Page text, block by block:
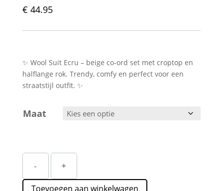
€ 44.95
✨ Wool Suit Ecru – beige co-ord set met croptop en
halflange rok. Trendy, comfy en perfect voor een
straatstijl outfit. ✨
Maat
-
Ecru
Wollen
Set
+
Toevoegen aan winkelwagen